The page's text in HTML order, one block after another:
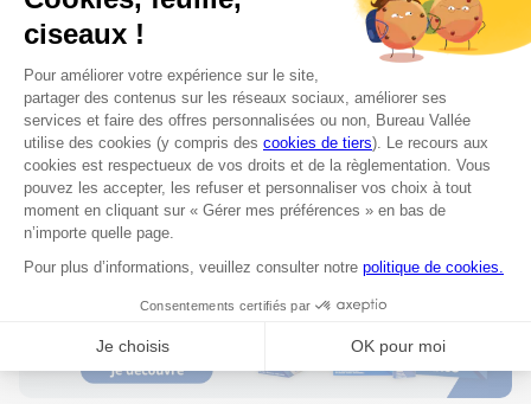
74.73 km
11 rue du Traité de Lisbonne
44210 Pornic
Fermé aujourd'hui
02 40 21 55 55
Voir plus